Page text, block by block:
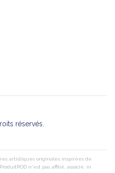
réservés.
artistiques originales inspirées de
n'est pas affilié, associé, ni